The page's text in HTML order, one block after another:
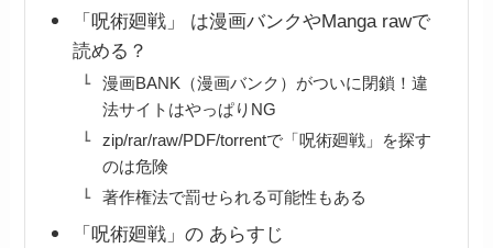
「呪術廻戦」 は漫画バンクやManga rawで
読める？
漫画BANK（漫画バンク）がついに閉鎖！違
法サイトはやっぱりNG
zip/rar/raw/PDF/torrentで「呪術廻戦」を探す
のは危険
著作権法で罰せられる可能性もある
「呪術廻戦」の あらすじ